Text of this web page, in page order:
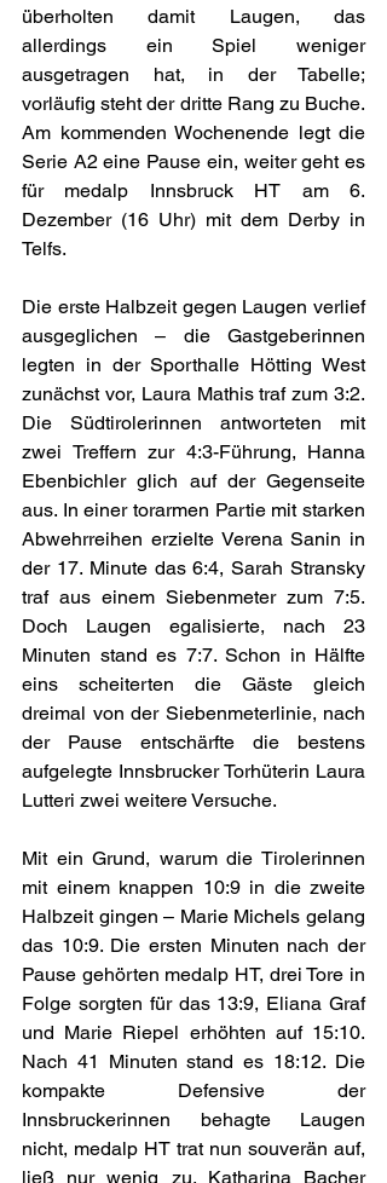
überholten damit Laugen, das
allerdings ein Spiel weniger
ausgetragen hat, in der Tabelle;
vorläufig steht der dritte Rang zu Buche.
Am kommenden Wochenende legt die
Serie A2 eine Pause ein, weiter geht es
für medalp Innsbruck HT am 6.
Dezember (16 Uhr) mit dem Derby in
Telfs.
Die erste Halbzeit gegen Laugen verlief
ausgeglichen – die Gastgeberinnen
legten in der Sporthalle Hötting West
zunächst vor, Laura Mathis traf zum 3:2.
Die Südtirolerinnen antworteten mit
zwei Treffern zur 4:3-Führung, Hanna
Ebenbichler glich auf der Gegenseite
aus. In einer torarmen Partie mit starken
Abwehrreihen erzielte Verena Sanin in
der 17. Minute das 6:4, Sarah Stransky
traf aus einem Siebenmeter zum 7:5.
Doch Laugen egalisierte, nach 23
Minuten stand es 7:7. Schon in Hälfte
eins scheiterten die Gäste gleich
dreimal von der Siebenmeterlinie, nach
der Pause entschärfte die bestens
aufgelegte Innsbrucker Torhüterin Laura
Lutteri zwei weitere Versuche.
Mit ein Grund, warum die Tirolerinnen
mit einem knappen 10:9 in die zweite
Halbzeit gingen – Marie Michels gelang
das 10:9. Die ersten Minuten nach der
Pause gehörten medalp HT, drei Tore in
Folge sorgten für das 13:9, Eliana Graf
und Marie Riepel erhöhten auf 15:10.
Nach 41 Minuten stand es 18:12. Die
kompakte Defensive der
Innsbruckerinnen behagte Laugen
nicht, medalp HT trat nun souverän auf,
ließ nur wenig zu. Katharina Bacher